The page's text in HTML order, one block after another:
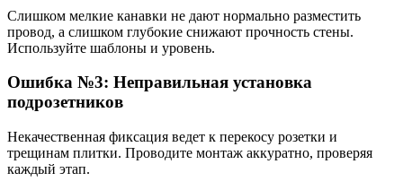
Слишком мелкие канавки не дают нормально разместить
провод, а слишком глубокие снижают прочность стены.
Используйте шаблоны и уровень.
Ошибка №3: Неправильная установка
подрозетников
Некачественная фиксация ведет к перекосу розетки и
трещинам плитки. Проводите монтаж аккуратно, проверяя
каждый этап.